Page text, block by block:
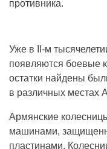
противника.
Уже в II-м
появляются боевые
остатки найдены
в различных местах
Армянские
машинами,
пластинами.